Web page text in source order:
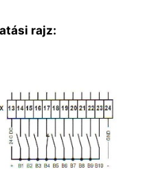
rajz: